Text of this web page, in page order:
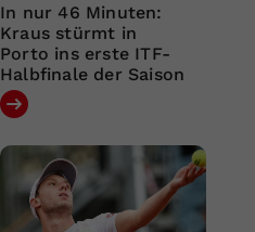
In nur 46 Minuten:
Kraus stürmt in
Porto ins erste ITF-
Halbfinale der Saison